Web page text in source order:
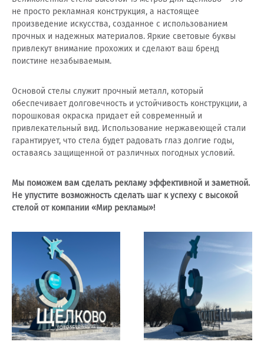
не просто рекламная конструкция, а настоящее
произведение искусства, созданное с использованием
прочных и надежных материалов. Яркие световые буквы
привлекут внимание прохожих и сделают ваш бренд
поистине незабываемым.
Основой стелы служит прочный металл, который
обеспечивает долговечность и устойчивость конструкции, а
порошковая окраска придает ей современный и
привлекательный вид. Использование нержавеющей стали
гарантирует, что стела будет радовать глаз долгие годы,
оставаясь защищенной от различных погодных условий.
Мы поможем вам сделать рекламу эффективной и заметной.
Не упустите возможность сделать шаг к успеху с высокой
стелой от компании «Мир рекламы»!